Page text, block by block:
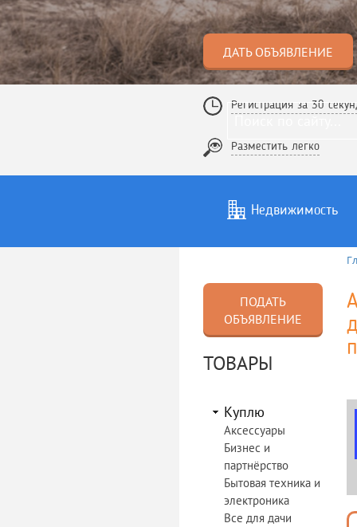
ДАТЬ ОБЪЯВЛЕНИЕ
Регистрация за 30
Разместить легко
Недвижимость
Услуги
ПОДАТЬ
ОБЪЯВЛЕНИЕ
ТОВАРЫ
Куплю
Аксессуары
Бизнес и
партнёрство
Бытовая техника и
электроника
Все для дачи